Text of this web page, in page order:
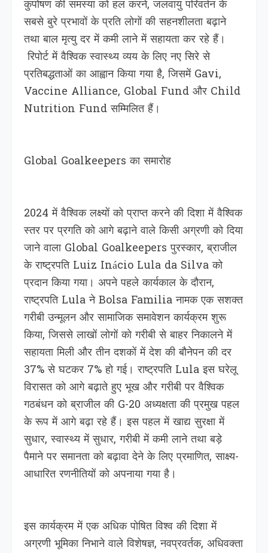
कुपोषण की समस्या को हल करने, जलवायु परिवर्तन के
सबसे बुरे प्रभावों के प्रति लोगों की सहनशीलता बढ़ाने
तथा बाल मृत्यु दर में कमी लाने में सहायता कर रहे हैं।
रिपोर्ट में वैश्विक स्वास्थ्य व्यय के लिए नए सिरे से
प्रतिबद्धताओं का आह्वान किया गया है, जिसमें Gavi,
Vaccine Alliance, Global Fund और Child
Nutrition Fund सम्मिलित हैं।
Global Goalkeepers का समारोह
2024 में वैश्विक लक्ष्यों को प्राप्त करने की दिशा में वैश्विक
स्तर पर प्रगति को आगे बढ़ाने वाले किसी अग्रणी को दिया
जाने वाला Global Goalkeepers पुरस्कार, ब्राजील
के राष्ट्रपति Luiz Inácio Lula da Silva को
प्रदान किया गया। अपने पहले कार्यकाल के दौरान,
राष्ट्रपति Lula ने Bolsa Familia नामक एक सशक्त
गरीबी उन्मूलन और सामाजिक समावेशन कार्यक्रम शुरू
किया, जिससे लाखों लोगों को गरीबी से बाहर निकालने में
सहायता मिली और तीन दशकों में देश की बौनेपन की दर
37% से घटकर 7% हो गई। राष्ट्रपति Lula इस घरेलू
विरासत को आगे बढ़ाते हुए भूख और गरीबी पर वैश्विक
गठबंधन को ब्राजील की G-20 अध्यक्षता की प्रमुख पहल
के रूप में आगे बढ़ा रहे हैं। इस पहल में खाद्य सुरक्षा में
सुधार, स्वास्थ्य में सुधार, गरीबी में कमी लाने तथा बड़े
पैमाने पर समानता को बढ़ावा देने के लिए प्रमाणित, साक्ष्य-
आधारित रणनीतियों को अपनाया गया है।
इस कार्यक्रम में एक अधिक पोषित विश्व की दिशा में
अग्रणी भूमिका निभाने वाले विशेषज्ञ, नवप्रवर्तक, अधिवक्ता